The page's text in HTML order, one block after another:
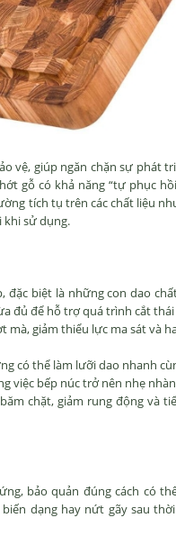
vệ, giúp ngăn chặn sự phát
gỗ có khả năng “tự phục
tích tụ trên các chất liệu
khi sử dụng.
biệt là những con dao
đủ để hỗ trợ quá trình cắt
mà, giảm thiểu lực ma sát và
có thể làm lưỡi dao nhanh
việc bếp núc trở nên nhẹ
chặt, giảm rung động và
bảo quản đúng cách có
dạng hay nứt gãy sau